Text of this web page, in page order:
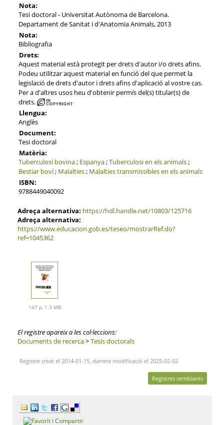
Nota:
Tesi doctoral - Universitat Autònoma de Barcelona.
Departament de Sanitat i d'Anatomia Animals, 2013
Nota:
Bibliografia
Drets:
Aquest material està protegit per drets d'autor i/o drets afins.
Podeu utilitzar aquest material en funció del que permet la
legislació de drets d'autor i drets afins d'aplicació al vostre cas.
Per a d'altres usos heu d'obtenir permís del(s) titular(s) de
drets.
Llengua:
Anglès
Document:
Tesi doctoral
Matèria:
Tuberculosi bovina; Espanya;Tuberculosi en els animals;
Bestiar boví; Malalties; Malalties transmissibles en els animals
ISBN:
9788449040092
Adreça alternativa: https://hdl.handle.net/10803/125716
Adreça alternativa:
https://www.educacion.gob.es/teseo/mostrarRef.do?
ref=1045362
147 p, 1.3 MB
El registre apareix a les col·leccions:
Documents de recerca>Tesis doctorals
Registre creat el 2014-01-15, darrera modificació el 2025-02-02
Registres semblants